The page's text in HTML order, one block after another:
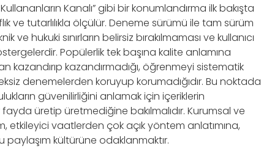
Kanalı” gibi bir konumlandırma ilk bakışta
ve tutarlılıkla ölçülür. Deneme sürümü ile tam sürüm
ve hukuki sınırların belirsiz bırakılmaması ve kullanıcı
Popülerlik tek başına kalite anlamına
kazandırıp kazandırmadığı, öğrenmeyi sistematik
denemelerden koruyup korumadığıdır. Bu noktada
güvenilirliğini anlamak için içeriklerin
üretip üretmediğine bakılmalıdır. Kurumsal ve
etkileyici vaatlerden çok açık yöntem anlatımına,
paylaşım kültürüne odaklanmaktır.